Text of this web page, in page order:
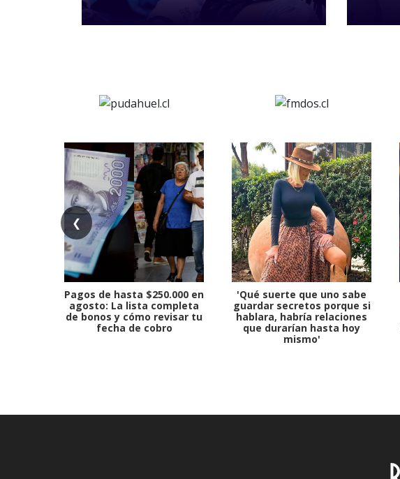
❮
Pagos de hasta $250.000 en
agosto: La lista completa
de bonos y cómo revisar tu
fecha de cobro
'Qué suerte que uno sabe
guardar secretos porque si
hablara, habría relaciones
que durarían hasta hoy
mismo'